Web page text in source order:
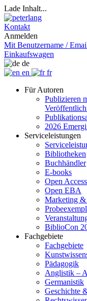
Lade Inhalt...
Kontakt
Anmelden
Mit Benutzername /
Einkaufswagen
de
en
fr
Für Autoren
Publizieren
2026
Serviceleistungen
Bibliotheken
Buchhändler
E-books
Open Access
Open EBA
Marketing &
BiblioCon
Fachgebiete
Fachgebiete
Pädagogik
Anglistik –
Germanistik
Geschichte